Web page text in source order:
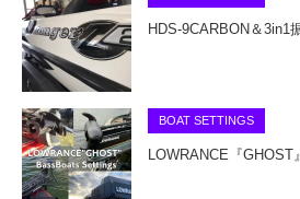
HDS-9CARBON＆3in1
BOAT SETTINGS
LOWRANCE『